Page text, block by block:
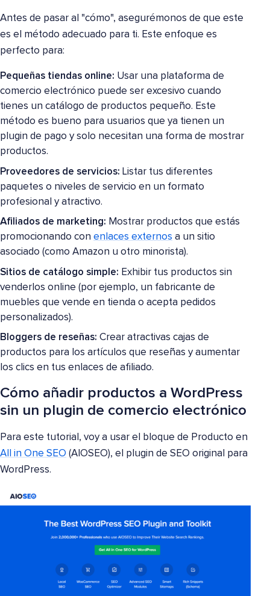
Antes de pasar al "cómo", asegurémonos de que este
es el método adecuado para ti. Este enfoque es
perfecto para:
Pequeñas tiendas online: Usar una plataforma de
comercio electrónico puede ser excesivo cuando
tienes un catálogo de productos pequeño. Este
método es bueno para usuarios que ya tienen un
plugin de pago y solo necesitan una forma de mostrar
productos.
Proveedores de servicios: Listar tus diferentes
paquetes o niveles de servicio en un formato
profesional y atractivo.
Afiliados de marketing: Mostrar productos que estás
promocionando con enlaces externos a un sitio
asociado (como Amazon u otro minorista).
Sitios de catálogo simple: Exhibir tus productos sin
venderlos online (por ejemplo, un fabricante de
muebles que vende en tienda o acepta pedidos
personalizados).
Bloggers de reseñas: Crear atractivas cajas de
productos para los artículos que reseñas y aumentar
los clics en tus enlaces de afiliado.
Cómo añadir productos a WordPress
sin un plugin de comercio electrónico
Para este tutorial, voy a usar el bloque de Producto en
All in One SEO (AIOSEO), el plugin de SEO original para
WordPress.